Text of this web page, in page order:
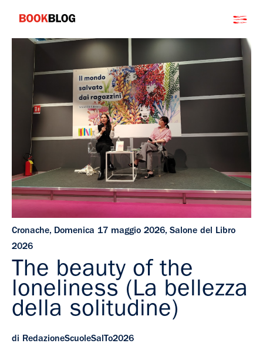
contenuto
Bookblog
Cronache, Domenica 17 maggio 2026, Salone del Libro
2026
The beauty of the
loneliness (La bellezza
della solitudine)
di RedazioneScuoleSalTo2026